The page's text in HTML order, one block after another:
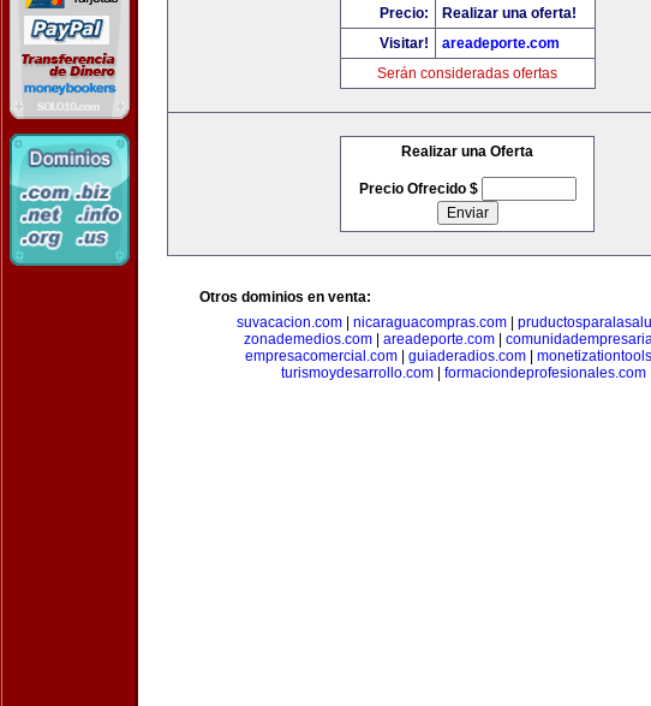
Precio:
Realizar una oferta!
Visitar!
areadeporte.com
Serán consideradas ofertas
Realizar una Oferta
Precio Ofrecido $
Otros dominios en venta:
suvacacion.com| nicaraguacompras.com|
zonademedios.com| areadeporte.com|
empresacomercial.com| guiaderadios.com|
turismoydesarrollo.com
formaciondeprofesionales.com